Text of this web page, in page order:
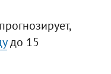
до 15